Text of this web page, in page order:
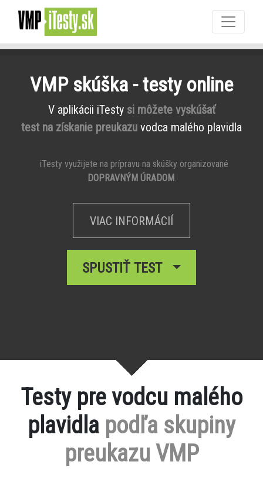
VMP skúška - testy online
V aplikácii iTesty si môžete vyskúšať
test na získanie preukazu vodca malého plavidla
iTesty využijete na prípravu na skúšky organizované
DOPRAVNÝM ÚRADOM.
VIAC INFORMÁCIÍ
SPUSTIŤ TEST
Testy pre vodcu malého
plavidla podľa skupiny
preukazu VMP